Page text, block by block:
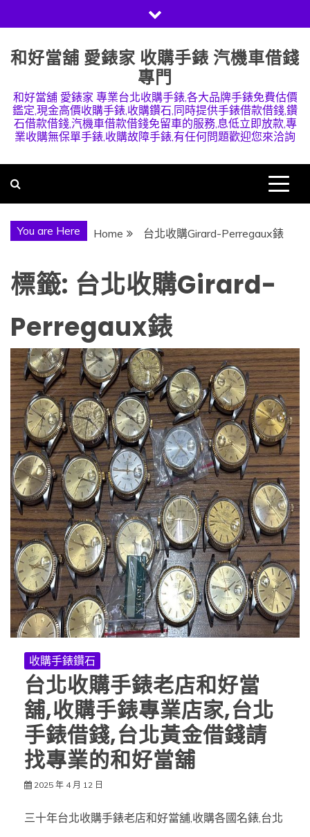
to
content
和好當舖 愛錶家 收購手錶 汽機車借錢
專門
和好當舖 愛錶家 專業台北收購手錶,各大品牌手錶免費估價
鑑定,現金高價收購手錶,收購鑽石,同時提供手錶借款借錢,鑽
石借款借錢,汽機車借款借錢免留車的服務,息低立即放款,專
業收購無保單手錶,收購故障手錶,有任何問題歡迎您來洽詢
You are Here Home 台北收購Girard-Perregaux錶
標籤: 台北收購Girard-
Perregaux錶
收購手錶鑽石
台北收購手錶老店和好當
舖,收購手錶專業店家,台北
手錶借錢,台北黃金借錢請
找專業的和好當舖
2025 年 4 月 12 日
三十年台北收購手錶老店和好當舖,收購各國名錶,台北